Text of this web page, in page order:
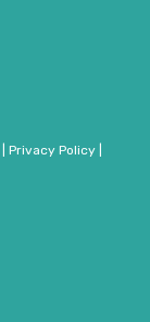
Privacy Policy